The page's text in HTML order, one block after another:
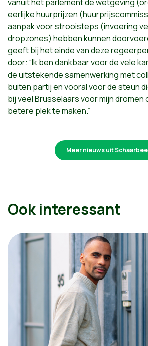
eerlijke huurprijzen
aanpak voor strooisteps (invoering
dropzones) hebben kunnen
geeft bij het einde van deze
door: “Ik ben dankbaar voor de vele
de uitstekende samenwerking met
buiten partij en vooral voor de steun
bij veel Brusselaars voor mijn dromen
betere plek te maken.”
Meer nieuws uit
Ook interessant